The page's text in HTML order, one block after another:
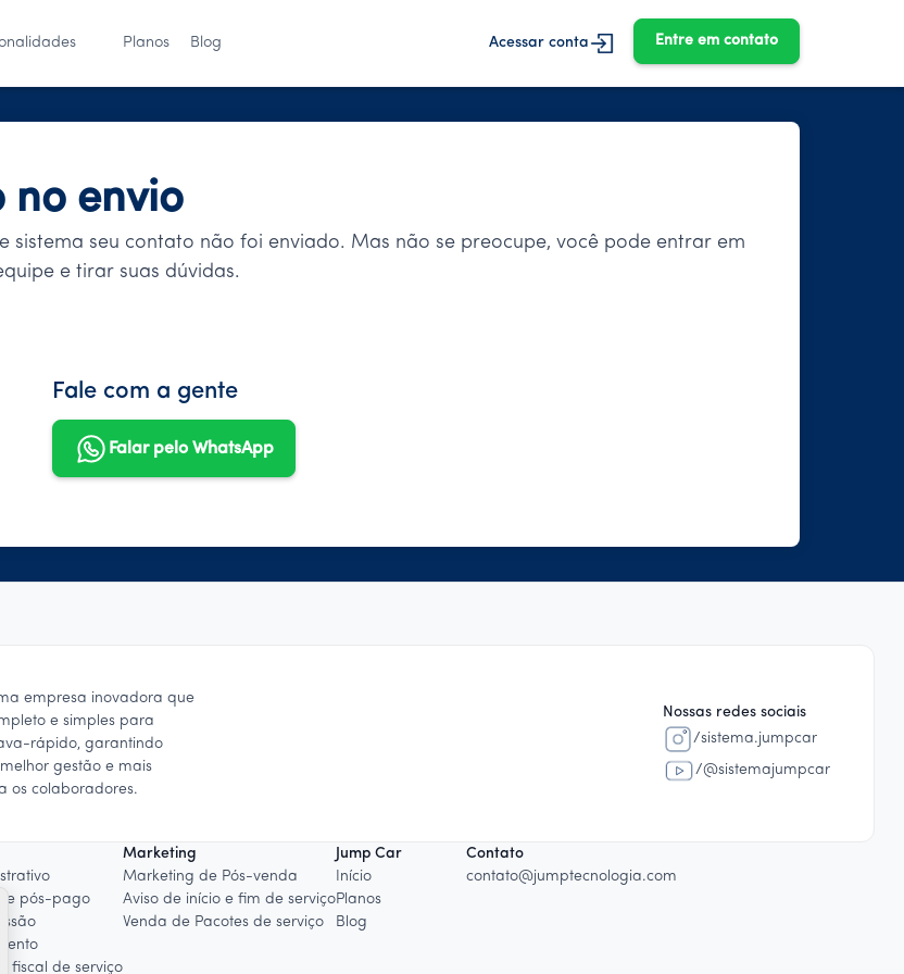
Planos Blog Acessar conta Entre em contato
no envio
sistema seu contato não foi enviado. Mas não se preocupe, você pode entrar em
e tirar suas dúvidas.
Fale com a gente
Falar pelo WhatsApp
empresa inovadora que
e simples para
rápido, garantindo
gestão e mais
os colaboradores.
Nossas redes sociais
/sistema.jumpcar
/@sistemajumpcar
pós-pago
fiscal de serviço
Marketing
Marketing de Pós-venda
Aviso de início e fim de serviço
Venda de Pacotes de serviço
Jump Car
Início
Planos
Blog
Contato
contato@jumptecnologia.com